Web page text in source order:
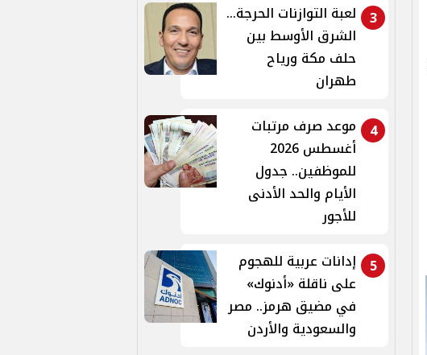
3 لعبة التوازنات الحرجة...
الشرق الأوسط بين
حلف مكة ورياح
طهران
4
موعد صرف مرتبات
أغسطس 2026
للموظفين.. جدول
الأيام والحد الأدنى
للأجور
5
إدانات عربية للهجوم
على ناقلة «أدنوك»
في مضيق هرمز.. مصر
والسعودية والأردن